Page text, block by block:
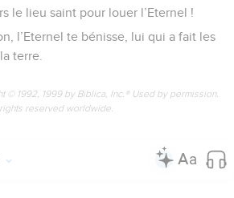
le lieu saint pour louer l’Eternel !
l’Eternel te bénisse, lui qui a fait les
terre.
© 1992, 1999 by Biblica, Inc.® Used by permission.
reserved worldwide.